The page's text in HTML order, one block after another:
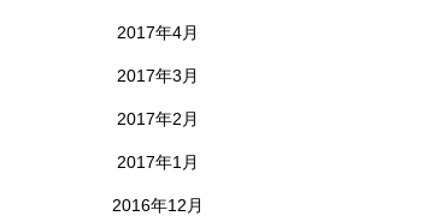
2017年4月
2017年3月
2017年2月
2017年1月
2016年12月